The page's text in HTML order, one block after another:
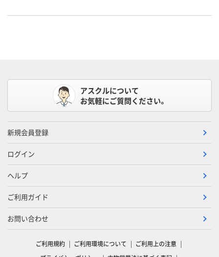
アスクルについて
お気軽にご質問ください。
新規会員登録
ログイン
ヘルプ
ご利用ガイド
お問い合わせ
ご利用規約 ご利用環境について
ご利用上の注意